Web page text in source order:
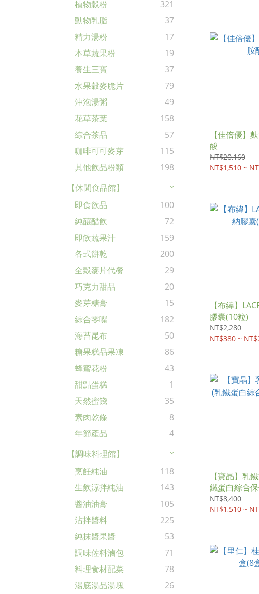
植物穀粉
321
動物乳脂
37
精力湯粉
17
本草蔬果粉
19
養生三寶
37
水果穀麥脆片
79
沖泡湯粥
49
花草茶葉
158
綜合茶品
57
咖啡可可麥芽
115
其他飲品粉類
198
【休閒食品館】
即食飲品
100
純釀醋飲
72
即飲蔬果汁
159
各式餅乾
200
全榖麥片代餐
29
巧克力甜品
20
麥芽糖膏
15
綜合零嘴
182
海苔昆布
50
糖果糕品果凍
86
蜂蜜花粉
43
甜點蛋糕
1
天然蜜餞
35
素肉乾條
8
年節產品
4
【調味料理館】
烹飪純油
118
生飲涼拌純油
143
醬油油膏
105
沾拌醬料
225
純抹醬果醬
53
調味佐料滷包
71
料理食材配菜
78
湯底湯品湯塊
26
【佳倍優】
酸
NT$20,160
NT$1,510 ~
【布緯】
膠囊(10粒)
NT$2,280
NT$380 ~
【寶晶】乳
鐵蛋白綜合
NT$8,400
NT$1,510 ~